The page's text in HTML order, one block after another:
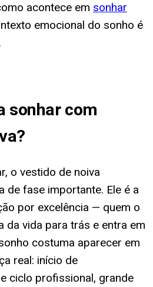
acontece em sonhar
emocional do sonho é
sonhar com
?
o vestido de noiva
de fase importante. Ele é a
por excelência — quem o
da vida para trás e entra em
costuma aparecer em
real: início de
ciclo profissional, grande